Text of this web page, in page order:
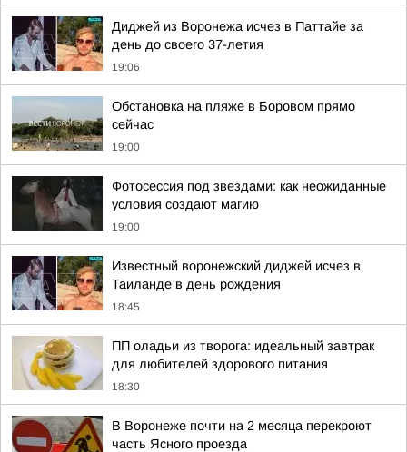
Диджей из Воронежа исчез в Паттайе за
день до своего 37-летия
19:06
Обстановка на пляже в Боровом прямо
сейчас
19:00
Фотосессия под звездами: как неожиданные
условия создают магию
19:00
Известный воронежский диджей исчез в
Таиланде в день рождения
18:45
ПП оладьи из творога: идеальный завтрак
для любителей здорового питания
18:30
В Воронеже почти на 2 месяца перекроют
часть Ясного проезда